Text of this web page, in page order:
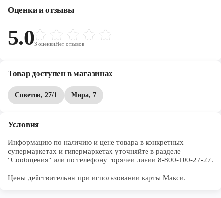
Оценки и отзывы
5.03 оценкиНет отзывов
Товар доступен в магазинах
Советов, 27/1 Мира, 7
Условия
Информацию по наличию и цене товара в конкретных
супермаркетах и гипермаркетах уточняйте в разделе
"Сообщения" или по телефону горячей линии 8-800-100-27-27.
Цены действительны при использовании карты Макси.